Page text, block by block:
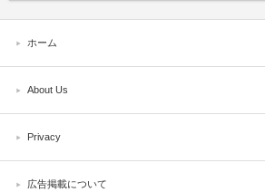
ホーム
About Us
Privacy
広告掲載について